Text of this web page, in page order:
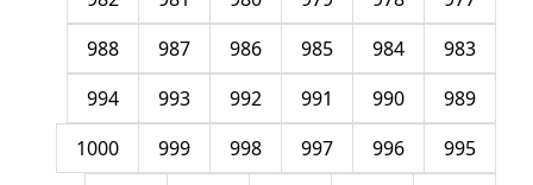
983
984
985
986
987
988
989
990
991
992
993
994
995
996
997
998
999
1000